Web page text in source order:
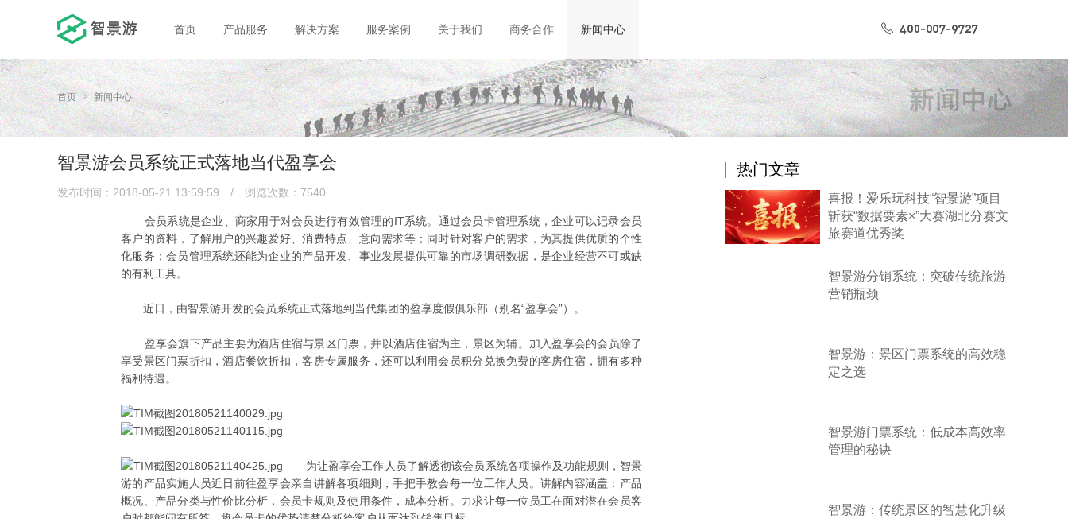
首页 产品服务 解决方案 服务案例 关于我们 商务合作 新闻中心
首页 新闻中心
智景游会员系统正式落地当代盈享会
发布时间：2018-05-21 13:59:59 / 浏览次数：7540
会员系统是企业、商家用于对会员进行有效管理的IT系统。通过会员卡管理系统，企业可以记录会员
客户的资料，了解用户的兴趣爱好、消费特点、意向需求等；同时针对客户的需求，为其提供优质的个性
化服务；会员管理系统还能为企业的产品开发、事业发展提供可靠的市场调研数据，是企业经营不可或缺
的有利工具。
近日，由智景游开发的会员系统正式落地到当代集团的盈享度假俱乐部（别名“盈享会”）。
盈享会旗下产品主要为酒店住宿与景区门票，并以酒店住宿为主，景区为辅。加入盈享会的会员除了
享受景区门票折扣，酒店餐饮折扣，客房专属服务，还可以利用会员积分兑换免费的客房住宿，拥有多种
福利待遇。
为让盈享会工作人员了解透彻该会员系统各项操作及功能规则，智景
游的产品实施人员近日前往盈享会亲自讲解各项细则，手把手教会每一位工作人员。讲解内容涵盖：产品
概况、产品分类与性价比分析，会员卡规则及使用条件，成本分析。力求让每一位员工在面对潜在会员客
热门文章
喜报！爱乐玩科技“智景游”项目
斩获“数据要素×”大赛湖北分赛文
旅赛道优秀奖
智景游分销系统：突破传统旅游
营销瓶颈
智景游：景区门票系统的高效稳
定之选
智景游门票系统：低成本高效率
管理的秘诀
智景游：传统景区的智慧化升级